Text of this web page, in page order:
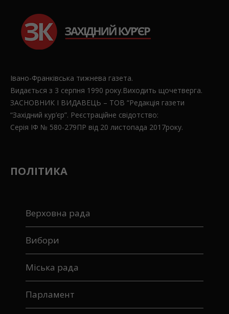
Івано-Франківська тижнева газета.
Видається з 3 серпня 1990 року.Виходить щочетверга.
ЗАСНОВНИК І ВИДАВЕЦЬ – ТОВ “Редакція газети
“Західний кур’єр”. Реєстраційне свідотство:
Серія ІФ № 580-279ПР від 20 листопада 2017року.
ПОЛІТИКА
Верховна рада
Вибори
Міська рада
Парламент